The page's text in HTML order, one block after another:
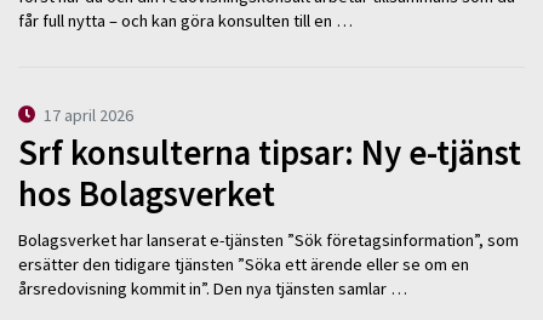
får full nytta – och kan göra konsulten till en …
17 april 2026
Srf konsulterna tipsar: Ny e-tjänst
hos Bolagsverket
Bolagsverket har lanserat e-tjänsten ”Sök företagsinformation”, som
ersätter den tidigare tjänsten ”Söka ett ärende eller se om en
årsredovisning kommit in”. Den nya tjänsten samlar …